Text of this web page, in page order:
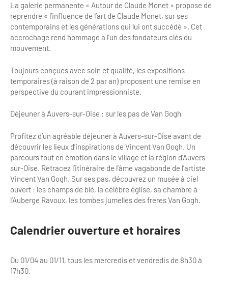
La galerie permanente « Autour de Claude Monet » propose de
reprendre « l’influence de l’art de Claude Monet, sur ses
contemporains et les générations qui lui ont succédé ». Cet
accrochage rend hommage à l’un des fondateurs clés du
mouvement.
Toujours conçues avec soin et qualité, les expositions
temporaires (à raison de 2 par an) proposent une remise en
perspective du courant impressionniste.
Déjeuner à Auvers-sur-Oise : sur les pas de Van Gogh
Profitez d’un agréable déjeuner à Auvers-sur-Oise avant de
découvrir les lieux d’inspirations de Vincent Van Gogh. Un
parcours tout en émotion dans le village et la région d’Auvers-
sur-Oise. Retracez l’itinéraire de l’âme vagabonde de l’artiste
Vincent Van Gogh. Sur ses pas, découvrez un musée à ciel
ouvert : les champs de blé, la célèbre église, sa chambre à
l’Auberge Ravoux, les tombes jumelles des frères Van Gogh.
Calendrier ouverture et horaires
Du 01/04 au 01/11, tous les mercredis et vendredis de 8h30 à
17h30.